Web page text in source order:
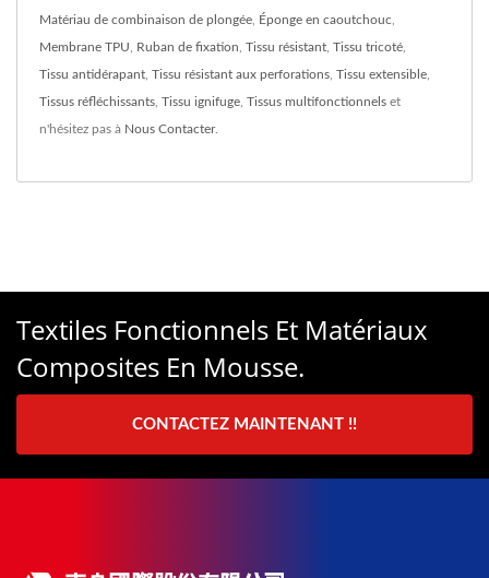
Matériau de combinaison de plongée Éponge en caoutchouc
Membrane TPU Ruban de fixation Tissu résistant Tissu tricoté
Tissu antidérapant Tissu résistant aux perforations Tissu extensible
Tissus réfléchissants Tissu ignifuge Tissus multifonctionnels et
n'hésitez pas à Nous Contacter.
Textiles Fonctionnels Et Matériaux
Composites En Mousse.
CONTACTEZ MAINTENANT !!